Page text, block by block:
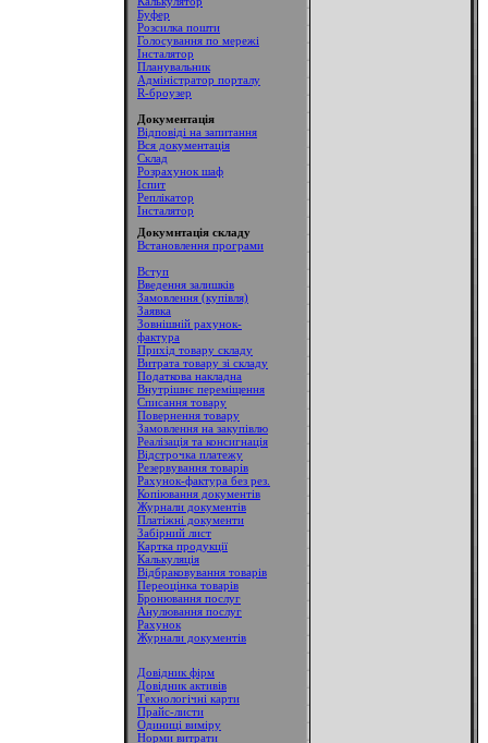
Буфер
Розсилка пошти
Голосування по мережі
Інсталятор
Планувальник
Адміністратор порталу
R-броузер
Документація
Відповіді на запитання
Вся документація
Склад
Розрахунок шаф
Іспит
Реплікатор
Інсталятор
Докумнтація складу
Встановлення програми
Вступ
Введення залишків
Замовлення (купівля)
Заявка
Зовнішній рахунок-
фактура
Прихід товару складу
Витрата товару зі складу
Податкова накладна
Внутрішнє переміщення
Списання товару
Повернення товару
Замовлення на закупівлю
Реалізація та консигнація
Відстрочка платежу
Резервування товарів
Рахунок-фактура без рез.
Копіювання документів
Журнали документів
Платіжні документи
Забірний лист
Картка продукції
Калькуляція
Відбраковування товарів
Переоцінка товарів
Бронювання послуг
Анулювання послуг
Рахунок
Журнали документів
Довідник фірм
Довідник активів
Технологічні карти
Прайс-листи
Одиниці виміру
Норми витрати